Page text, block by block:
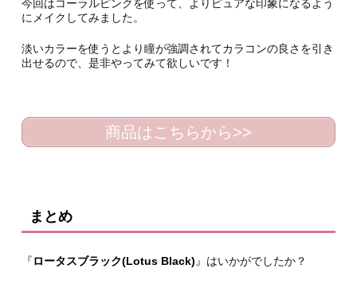
今回はコーラルピンクを使って、よりピュアな印象になるよう
にメイクしてみました。
淡いカラーを使うとより瞳が強調されてカラコンの良さを引き
出せるので、是非やってみて欲しいです！
商品はこちらから>>
まとめ
『ロータスブラック(Lotus Black) 』はいかがでしたか？